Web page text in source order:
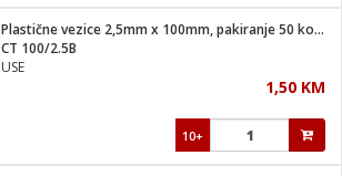
Plastične vezice 2,5mm x 100mm, pakiranje 50 kom. crne
CT 100/2.5B
USE
1,50 KM
10+